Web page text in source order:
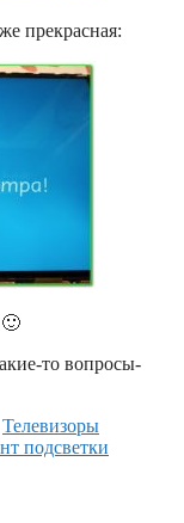
прекрасная:
то вопросы-
Телевизоры
подсветки